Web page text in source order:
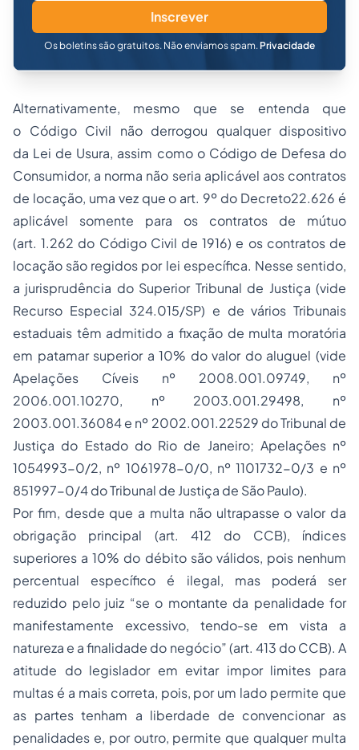
Inscrever
Os boletins são gratuitos. Não enviamos spam. Privacidade
Alternativamente, mesmo que se entenda que
o Código Civil não derrogou qualquer dispositivo
da Lei de Usura, assim como o Código de Defesa do
Consumidor, a norma não seria aplicável aos contratos
de locação, uma vez que o art. 9º do Decreto22.626 é
aplicável somente para os contratos de mútuo
(art.1.262 do Código Civil de 1916) e os contratos de
locação são regidos por lei específica. Nesse sentido,
a jurisprudência do Superior Tribunal de Justiça (vide
Recurso Especial 324.015/SP) e de vários Tribunais
estaduais têm admitido a fixação de multa moratória
em patamar superior a 10% do valor do aluguel (vide
Apelações Cíveis nº 2008.001.09749, nº
2006.001.10270, nº 2003.001.29498, nº
2003.001.36084 e nº 2002.001.22529 do Tribunal de
Justiça do Estado do Rio de Janeiro; Apelações nº
1054993-0/2, nº 1061978-0/0, nº 1101732-0/3 e nº
851997-0/4 do Tribunal de Justiça de São Paulo).
Por fim, desde que a multa não ultrapasse o valor da
obrigação principal (art. 412 do CCB), índices
superiores a 10% do débito são válidos, pois nenhum
percentual específico é ilegal, mas poderá ser
reduzido pelo juiz “se o montante da penalidade for
manifestamente excessivo, tendo-se em vista a
natureza e a finalidade do negócio” (art. 413 do CCB). A
atitude do legislador em evitar impor limites para
multas é a mais correta, pois, por um lado permite que
as partes tenham a liberdade de convencionar as
penalidades e, por outro, permite que qualquer multa